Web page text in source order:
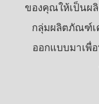
ของคุณให้เป็นผ
กลุ่มผลิตภัณฑ์เ
ออกแบบมาเพื่